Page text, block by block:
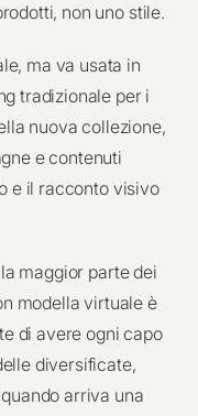
non uno stile.
ma va usata in
tradizionale per i
nuova collezione,
e contenuti
e il racconto visivo
maggior parte dei
modella virtuale è
di avere ogni capo
diversificate,
arriva una